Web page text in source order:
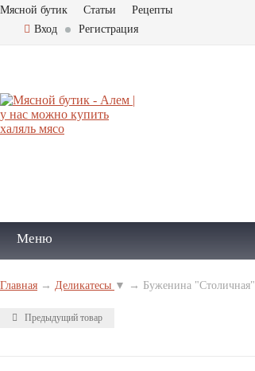
Мясной бутик Статьи
Рецепты
Вход
Регистрация
Меню
Главная → Деликатесы ▼ → Буженина "Столичная"
Предыдущий товар